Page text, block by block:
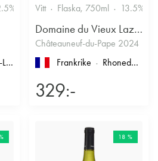
Kastilien-León
Vitt Flaska, 750ml 13.5%
Domaine du Vieux Lazaret
Châteauneuf-du-Pape 2024
Frankrike
Rhonedalen
329:-
18 %